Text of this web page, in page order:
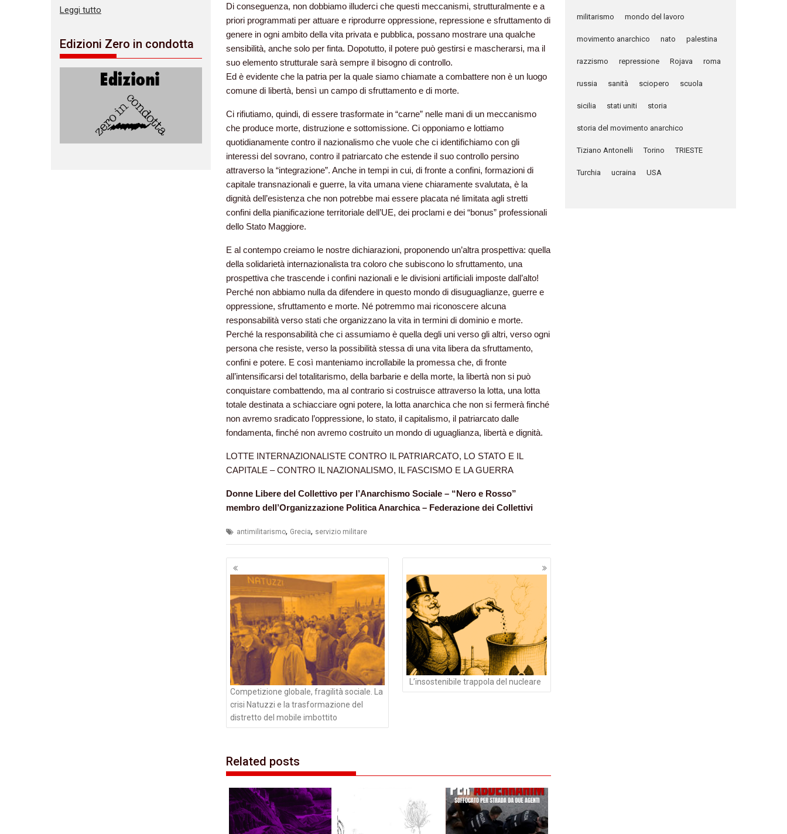
Di conseguenza, non dobbiamo illuderci che questi meccanismi, strutturalmente e a
priori programmati per attuare e riprodurre oppressione, repressione e sfruttamento di
genere in ogni ambito della vita privata e pubblica, possano mostrare una qualche
sensibilità, anche solo per finta. Dopotutto, il potere può gestirsi e mascherarsi, ma il
suo elemento strutturale sarà sempre il bisogno di controllo.
Ed è evidente che la patria per la quale siamo chiamate a combattere non è un luogo
comune di libertà, bensì un campo di sfruttamento e di morte.
Ci rifiutiamo, quindi, di essere trasformate in “carne” nelle mani di un meccanismo
che produce morte, distruzione e sottomissione. Ci opponiamo e lottiamo
quotidianamente contro il nazionalismo che vuole che ci identifichiamo con gli
interessi del sovrano, contro il patriarcato che estende il suo controllo persino
attraverso la “integrazione”. Anche in tempi in cui, di fronte a confini, formazioni di
capitale transnazionali e guerre, la vita umana viene chiaramente svalutata, è la
dignità dell’esistenza che non potrebbe mai essere placata né limitata agli stretti
confini della pianificazione territoriale dell’UE, dei proclami e dei “bonus” professionali
dello Stato Maggiore.
E al contempo creiamo le nostre dichiarazioni, proponendo un’altra prospettiva: quella
della solidarietà internazionalista tra coloro che subiscono lo sfruttamento, una
prospettiva che trascende i confini nazionali e le divisioni artificiali imposte dall’alto!
Perché non abbiamo nulla da difendere in questo mondo di disuguaglianze, guerre e
oppressione, sfruttamento e morte. Né potremmo mai riconoscere alcuna
responsabilità verso stati che organizzano la vita in termini di dominio e morte.
Perché la responsabilità che ci assumiamo è quella degli uni verso gli altri, verso ogni
persona che resiste, verso la possibilità stessa di una vita libera da sfruttamento,
confini e potere. E così manteniamo incrollabile la promessa che, di fronte
all’intensificarsi del totalitarismo, della barbarie e della morte, la libertà non si può
conquistare combattendo, ma al contrario si costruisce attraverso la lotta, una lotta
totale destinata a schiacciare ogni potere, la lotta anarchica che non si fermerà finché
non avremo sradicato l’oppressione, lo stato, il capitalismo, il patriarcato dalle
fondamenta, finché non avremo costruito un mondo di uguaglianza, libertà e dignità.
LOTTE INTERNAZIONALISTE CONTRO IL PATRIARCATO, LO STATO E IL
CAPITALE –CONTRO IL NAZIONALISMO, IL FASCISMO E LA GUERRA
Donne Libere del Collettivo per l’Anarchismo Sociale – “Nero e Rosso”
membro dell’Organizzazione Politica Anarchica – Federazione dei Collettivi
antimilitarismo, Grecia, servizio militare
Navigazione
articoli
Competizione globale, fragilità sociale. La
crisi Natuzzi e la trasformazione del
distretto del mobile imbottito
L’insostenibile trappola del nucleare
Related posts
Leggi tutto
Edizioni Zero in condotta
militarismo mondo del lavoro
movimento anarchico nato palestina
razzismo repressione Rojava roma
russia sanità sciopero scuola
sicilia stati uniti storia
storia del movimento anarchico
Tiziano Antonelli Torino TRIESTE
Turchia ucraina USA